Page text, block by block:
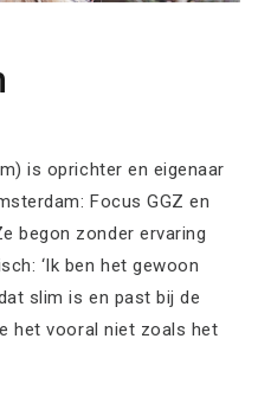
is oprichter en eigenaar
Focus GGZ en
begon zonder ervaring
‘Ik ben het gewoon
slim is en past bij de
het vooral niet zoals het